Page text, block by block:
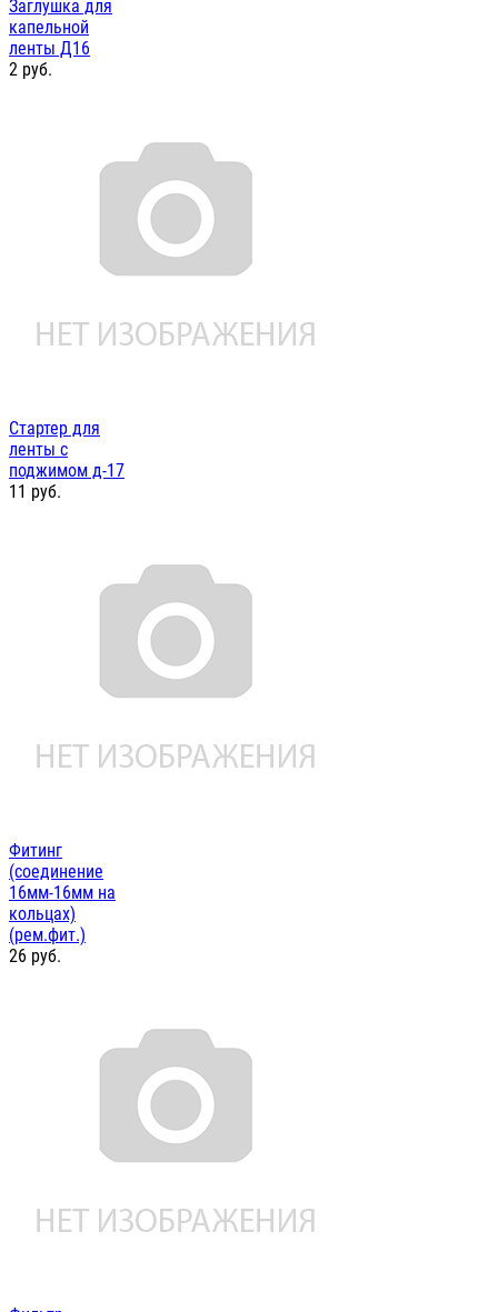
Заглушка для
капельной
ленты Д16
2 руб.
Стартер для
ленты с
поджимом д-17
11 руб.
Фитинг
(соединение
16мм-16мм на
кольцах)
(рем.фит.)
26 руб.